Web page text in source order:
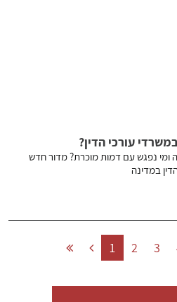
עורכי הדין?
ומי נפגש עם דמות מוכרת? מדור חדש
במדינה
1 2 3